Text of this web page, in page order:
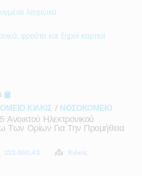
λαχανικά
φρούτα και ξηροί καρποί
ΚΙΛΚΙΣ / ΝΟΣΟΚΟΜΕΙΟ
Ηλεκτρονικού
Των Ορίων Για Την Προμήθεια
222.050,42 Κιλκίς